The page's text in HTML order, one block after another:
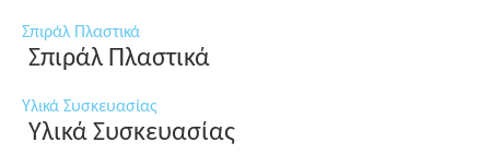
Σπιράλ Πλαστικά
Σπιράλ Πλαστικά
Υλικά Συσκευασίας
Υλικά Συσκευασίας